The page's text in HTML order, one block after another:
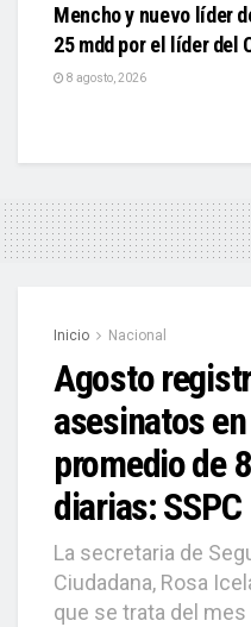
Mencho y nuevo líder
25 mdd por el líder del
8 agosto, 2026
Inicio Nacional
Agosto
asesinatos
promedio de
diarias: SSPC
La secretaria de
Ciudadana, Rosa
que se trata del